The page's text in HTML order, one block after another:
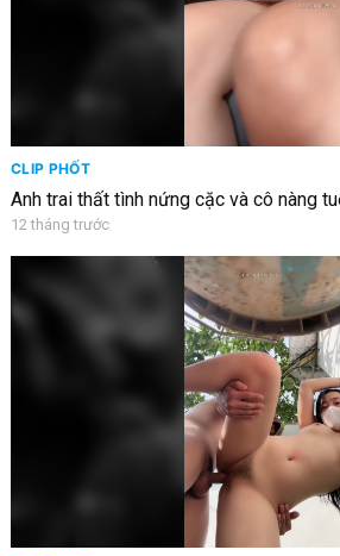
CLIP PHỐT
Anh trai thất tình nứng cặc và cô nàng
12 tháng trước